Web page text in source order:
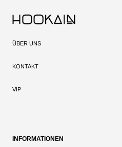
ÜBER UNS
KONTAKT
VIP
INFORMATIONEN